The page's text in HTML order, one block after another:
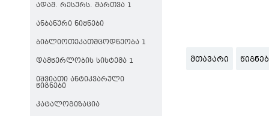
ᲐᲓᲐᲛ. ᲠᲔᲡᲣᲠᲡ. ᲛᲐᲠᲗᲕᲐ 1
ᲐᲜᲑᲐᲜᲣᲠᲘ ᲜᲘᲨᲜᲔᲑᲘ
ᲑᲘᲑᲚᲘᲝᲗᲔᲙᲐᲗᲛᲪᲝᲓᲜᲔᲝᲑᲐ 1
ᲓᲐᲛᲬᲔᲠᲚᲝᲑᲘᲡ ᲡᲘᲡᲢᲔᲛᲐ 1
ᲘᲨᲕᲘᲐᲗᲘ ᲐᲜᲢᲘᲙᲕᲐᲠᲣᲚᲘ
ᲬᲘᲒᲜᲔᲑᲘ
ᲙᲐᲢᲐᲚᲝᲒᲘᲖᲐᲪᲘᲐ
ᲛᲗᲐᲕᲐᲠᲘ